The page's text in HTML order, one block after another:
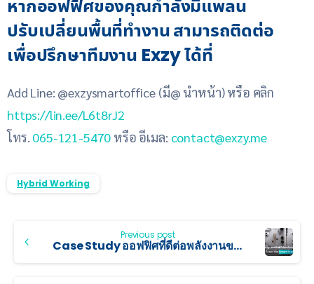
หากออฟฟิศของคุณกำลังมีแพลน
ปรับเปลี่ยนพื้นที่ทำงาน สามารถติดต่อ
เพื่อปรึกษาทีมงาน Exzy ได้ที่
Add Line: @exzysmartoffice (มี@ นำหน้า) หรือ คลิก
https://lin.ee/L6t8rJ2
โทร. 065-121-5470 หรือ อีเมล: contact@exzy.me
Hybrid Working
Previous post
Case Study ออฟฟิศที่ดีต่อพลังงานของคนและงาน ด้วยแนวคิด Smart Feng Shui